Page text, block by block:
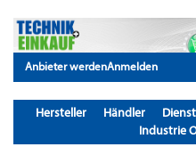
Anbieter werdenAnmelden
Hersteller Händler
Industrie